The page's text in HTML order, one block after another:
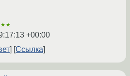
+00:00
Ссылка